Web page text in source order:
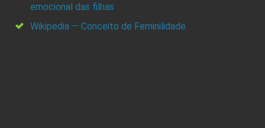
emocional das filhas
Wikipedia — Conceito de Feminilidade